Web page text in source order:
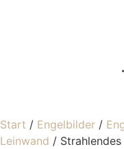
Start / Engelbilder /
Leinwand /